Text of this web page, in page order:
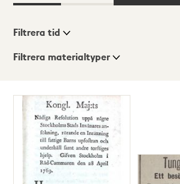
Visningsläge
Karta
Filtrera tid
Filtrera materialtyper